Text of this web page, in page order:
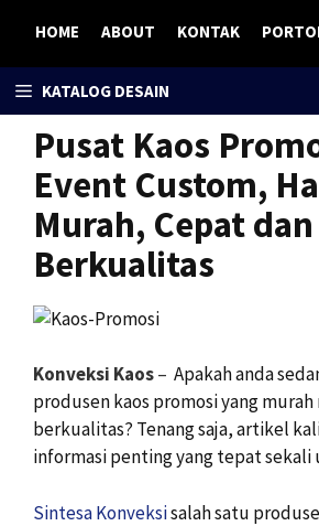
content
HOME ABOUT KONTAK
KATALOG DESAIN
Pusat Kaos
Event Custom,
Murah, Cepat dan
Berkualitas
Konveksi Kaos– Apakah anda
produsen kaos promosi yang murah
berkualitas? Tenang saja, artikel
informasi penting yang tepat sekali
Sintesa Konveksisalah satu